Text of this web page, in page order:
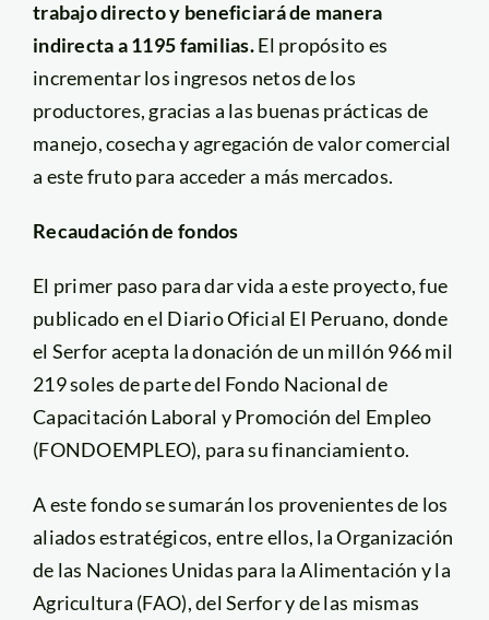
trabajo directo y beneficiará de manera
indirecta a 1195 familias.El propósito es
incrementar los ingresos netos de los
productores, gracias a las buenas prácticas de
manejo, cosecha y agregación de valor comercial
a este fruto para acceder a más mercados.
Recaudación de fondos
El primer paso para dar vida a este proyecto, fue
publicado en el Diario Oficial El Peruano, donde
el Serfor acepta la donación de un millón 966 mil
219 soles de parte del Fondo Nacional de
Capacitación Laboral y Promoción del Empleo
(FONDOEMPLEO), para su financiamiento.
A este fondo se sumarán los provenientes de los
aliados estratégicos, entre ellos, la Organización
de las Naciones Unidas para la Alimentación y la
Agricultura (FAO), del Serfor y de las mismas